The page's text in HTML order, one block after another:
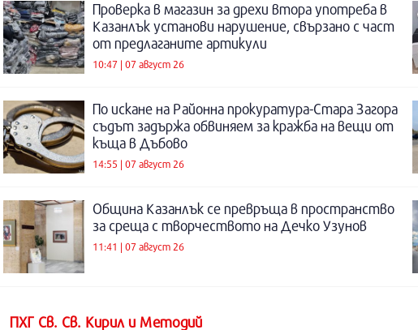
Проверка в магазин за дрехи втора употреба в
Казанлък установи нарушение, свързано с част
от предлаганите артикули
10:47 | 07 август 26
По искане на Районна прокуратура-Стара Загора
съдът задържа обвиняем за кражба на вещи от
къща в Дъбово
14:55 | 07 август 26
Община Казанлък се превръща в пространство
за среща с творчеството на Дечко Узунов
11:41 | 07 август 26
ПХГ Св. Св. Кирил и Методий